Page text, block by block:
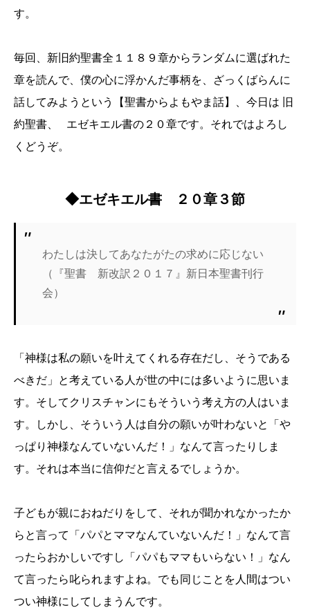
す。
毎回、新旧約聖書全１１８９章からランダムに選ばれた
章を読んで、僕の心に浮かんだ事柄を、ざっくばらんに
話してみようという【聖書からよもやま話】、今日は 旧
約聖書、 エゼキエル書の２０章です。それではよろし
くどうぞ。
◆エゼキエル書 ２０章３節
わたしは決してあなたがたの求めに応じない
（『聖書 新改訳２０１７』新日本聖書刊行
会）
「神様は私の願いを叶えてくれる存在だし、そうである
べきだ」と考えている人が世の中には多いように思いま
す。そしてクリスチャンにもそういう考え方の人はいま
す。しかし、そういう人は自分の願いが叶わないと「や
っぱり神様なんていないんだ！」なんて言ったりしま
す。それは本当に信仰だと言えるでしょうか。
子どもが親におねだりをして、それが聞かれなかったか
らと言って「パパとママなんていないんだ！」なんて言
ったらおかしいですし「パパもママもいらない！」なん
て言ったら叱られますよね。でも同じことを人間はつい
つい神様にしてしまうんです。